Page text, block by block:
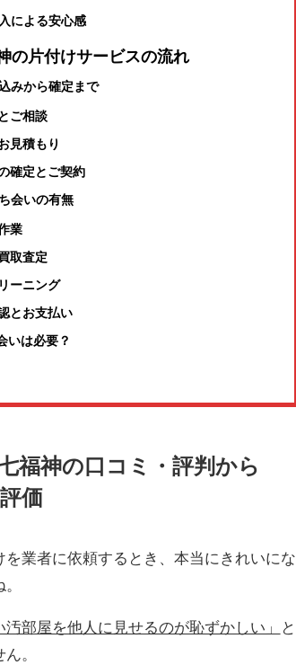
による安心感
の片付けサービスの流れ
みから確定まで
ご相談
見積もり
確定とご契約
会いの有無
業
取査定
ーニング
とお支払い
いは必要？
福神の口コミ・評判から
価
を業者に依頼するとき、本当にきれいにな
汚部屋を他人に見せるのが恥ずかしい」
と
。